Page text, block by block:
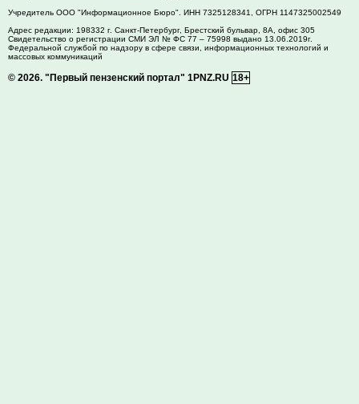
Учредитель ООО "Информационное Бюро". ИНН 7325128341, ОГРН 1147325002549
Адрес редакции: 198332 г. Санкт-Петербург, Брестский бульвар, 8А, офис 305
Свидетельство о регистрации СМИ ЭЛ № ФС 77 – 75998 выдано 13.06.2019г.
Федеральной службой по надзору в сфере связи, информационных технологий и
массовых коммуникаций
© 2026. "Первый пензенский портал" 1PNZ.RU 18+